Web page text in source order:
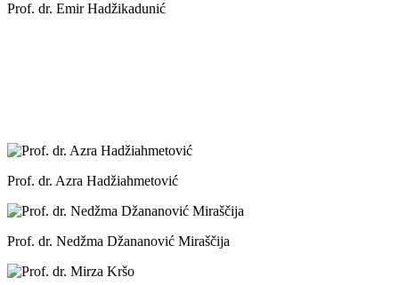
Prof. dr. Emir Hadžikadunić
Prof. dr. Azra Hadžiahmetović
Prof. dr. Nedžma Džananović Miraščija